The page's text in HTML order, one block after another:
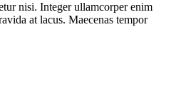
nisi. Integer ullamcorper enim
at lacus. Maecenas tempor